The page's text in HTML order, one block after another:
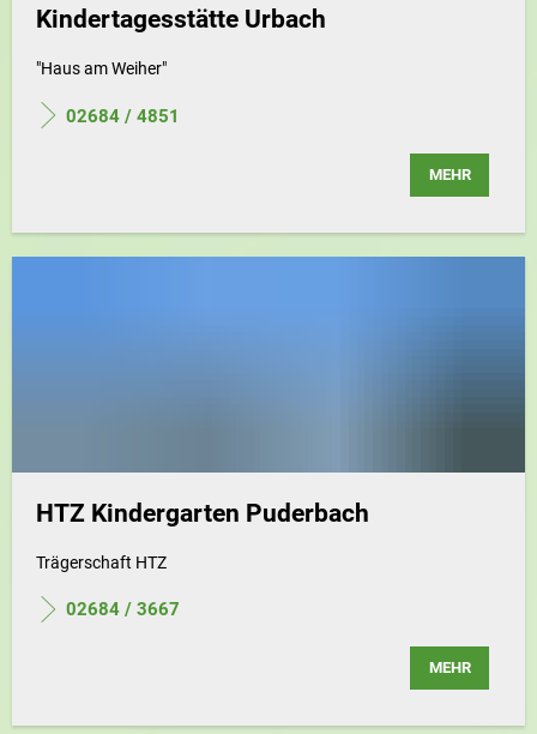
Kindertagesstätte Urbach
"Haus am Weiher"
02684 / 4851
MEHR
HTZ Kindergarten Puderbach
Trägerschaft HTZ
02684 / 3667
MEHR